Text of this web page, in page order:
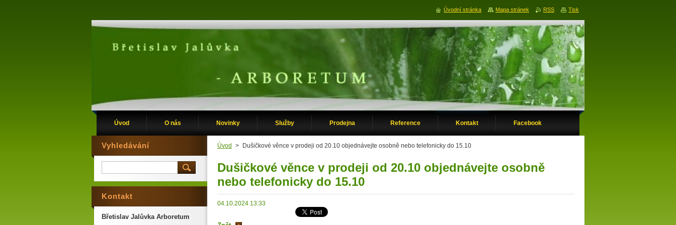
Úvod O nás Novinky Služby Prodejna Reference Kontakt Facebook
Úvod > Dušičkové věnce v prodeji od 20.10 objednávejte osobně nebo telefonicky do 15.10
Dušičkové věnce v prodeji od 20.10 objednávejte osobně
nebo telefonicky do 15.10
04.10.2024 13:33
Vyhledávání
Kontakt
Břetislav Jalůvka Arboretum
Úvodní stránka Mapa stránek RSS Tisk